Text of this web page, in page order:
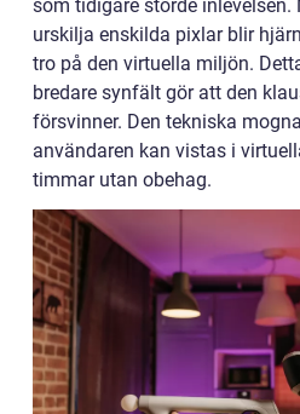
som tidigare störde inlevelsen.
urskilja enskilda pixlar blir
tro på den virtuella miljön.
bredare synfält gör att den
försvinner. Den tekniska
användaren kan vistas i
timmar utan obehag.